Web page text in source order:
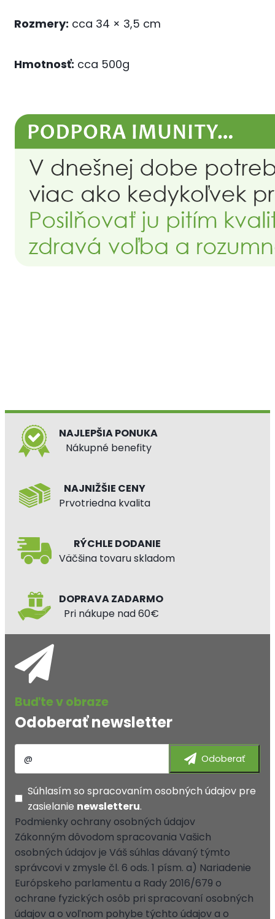
Rozmery: cca 34 × 3,5 cm
Hmotnosť: cca 500g
NAJLEPŠIA PONUKA
Nákupné benefity
NAJNIŽŠIE CENY
Prvotriedna kvalita
RÝCHLE DODANIE
Väčšina tovaru skladom
DOPRAVA ZADARMO
Pri nákupe nad 60€
Odoberať newsletter
Súhlasím so spracovaním osobných údajov pre
zasielanie newsletteru.
Podmienky ochrany osobných údajov
Zákonným dôvodom spracovania Vašich
osobných údajov je Váš súhlas dávaný týmto
správcovi v zmysle čl. 6 ods. 1 písm. a) Nariadenie
Európskeho parlamentu a Rady 2016/679 o
ochrane fyzických osôb pri spracovaní osobných
údajov a o voľnom pohybe týchto údajov a o